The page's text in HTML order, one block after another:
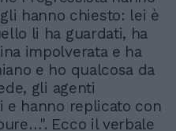
hanno chiesto: lei è
li ha guardati, ha
impolverata e ha
e ho qualcosa da
gli agenti
e hanno replicato con
Ecco il verbale